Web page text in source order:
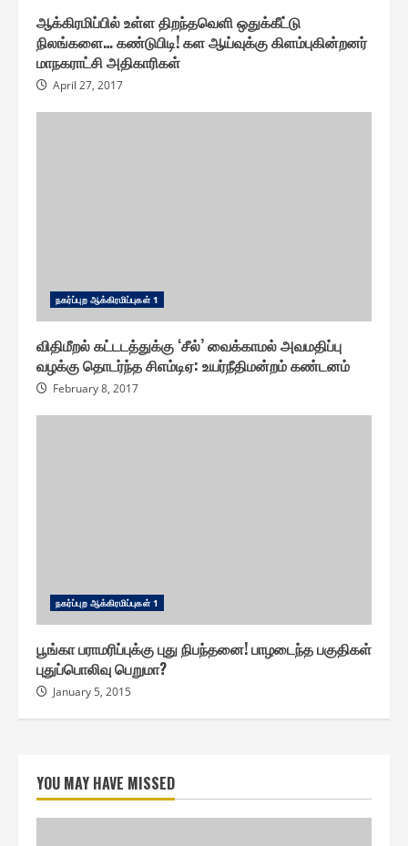
ஆக்கிரமிப்பில் உள்ள திறந்தவெளி ஒதுக்கீட்டு
நிலங்களை… கண்டுபிடி! கள ஆய்வுக்கு கிளம்புகின்றனர்
மாநகராட்சி அதிகாரிகள்
April 27, 2017
ந௧ர்ப்புற ஆக்கிரமிப்பு௧ள் 1
விதிமீறல் கட்டடத்துக்கு ‘சீல்’ வைக்காமல் அவமதிப்பு
வழக்கு தொடர்ந்த சிஎம்டிஏ: உயர்நீதிமன்றம் கண்டனம்
February 8, 2017
ந௧ர்ப்புற ஆக்கிரமிப்பு௧ள் 1
பூங்கா பராமரிப்புக்கு புது நிபந்தனை! பாழடைந்த பகுதிகள்
புதுப்பொலிவு பெறுமா?
January 5, 2015
YOU MAY HAVE MISSED